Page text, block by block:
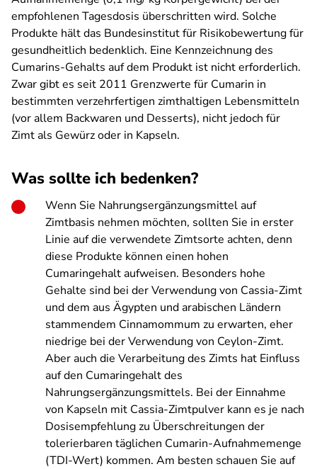
empfohlenen Tagesdosis überschritten wird. Solche
Produkte hält das Bundesinstitut für Risikobewertung für
gesundheitlich bedenklich. Eine Kennzeichnung des
Cumarins-Gehalts auf dem Produkt ist nicht erforderlich.
Zwar gibt es seit 2011 Grenzwerte für Cumarin in
bestimmten verzehrfertigen zimthaltigen Lebensmitteln
(vor allem Backwaren und Desserts), nicht jedoch für
Zimt als Gewürz oder in Kapseln.
Was sollte ich bedenken?
Wenn Sie Nahrungsergänzungsmittel auf
Zimtbasis nehmen möchten, sollten Sie in erster
Linie auf die verwendete Zimtsorte achten, denn
diese Produkte können einen hohen
Cumaringehalt aufweisen. Besonders hohe
Gehalte sind bei der Verwendung von Cassia-Zimt
und dem aus Ägypten und arabischen Ländern
stammendem Cinnamommum zu erwarten, eher
niedrige bei der Verwendung von Ceylon-Zimt.
Aber auch die Verarbeitung des Zimts hat Einfluss
auf den Cumaringehalt des
Nahrungsergänzungsmittels. Bei der Einnahme
von Kapseln mit Cassia-Zimtpulver kann es je nach
Dosisempfehlung zu Überschreitungen der
tolerierbaren täglichen Cumarin-Aufnahmemenge
(TDI-Wert) kommen. Am besten schauen Sie auf